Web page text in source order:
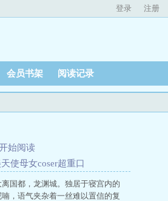
登录 注册
会员书架 阅读记录
始阅读
使母女coser超重口
国都，龙渊城。独居于寝宫内的
，语气夹杂着一丝难以置信的复